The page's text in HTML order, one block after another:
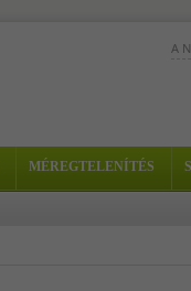
A
MÉREGTELENÍTÉS